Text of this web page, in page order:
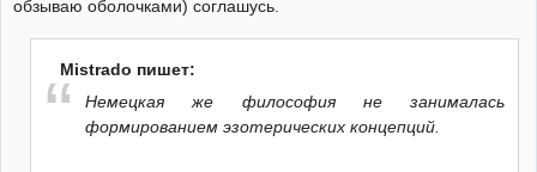
обзываю оболочками) соглашусь.
Mistrado пишет:
Немецкая же философия не занималась
формированием эзотерических концепций.